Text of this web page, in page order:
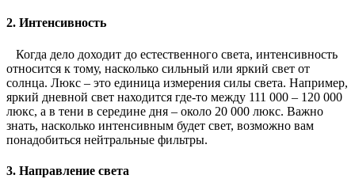
2. Интенсивность
Когда дело доходит до естественного света, интенсивность
относится к тому, насколько сильный или яркий свет от
солнца. Люкс – это единица измерения силы света. Например,
яркий дневной свет находится где-то между 111 000 – 120 000
люкс, а в тени в середине дня – около 20 000 люкс. Важно
знать, насколько интенсивным будет свет, возможно вам
понадобиться нейтральные фильтры.
3. Направление света